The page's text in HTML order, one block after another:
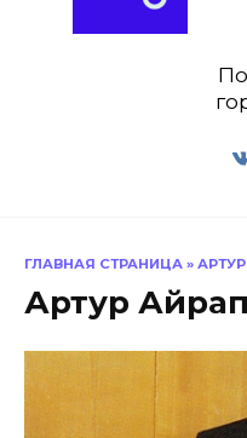
ГЛАВНАЯ СТРАНИЦА »
Артур